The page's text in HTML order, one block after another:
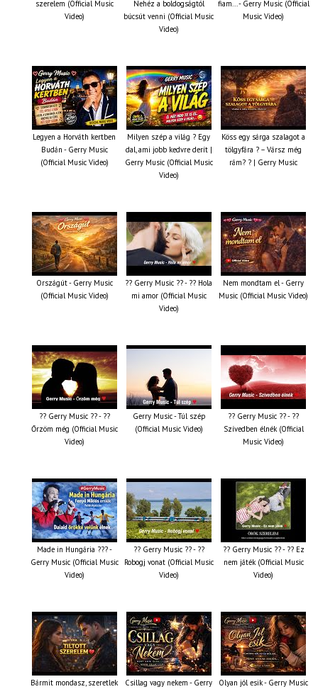
szerelem (Official Music
Video)
Nehéz a boldogságtól
búcsút venni (Official Music
Video)
fiam... - Gerry Music (Official
Music Video)
Legyen a Horváth kertben
Budán - Gerry Music
(Official Music Video)
Milyen szép a világ ? Egy
dal, ami jobb kedvre derít |
Gerry Music (Official Music
Video)
Köss egy sárga szalagot a
tölgyfára ?️ – Vársz még
rám? ? | Gerry Music
Országút - Gerry Music
(Official Music Video)
?? Gerry Music ?? - ?? Hola
mi amor (Official Music
Video)
Nem mondtam el - Gerry
Music (Official Music Video)
?? Gerry Music ?? - ??
Őrzöm még (Official Music
Video)
Gerry Music - Túl szép
(Official Music Video)
?? Gerry Music ?? - ??
Szívedben élnék (Official
Music Video)
Made in Hungária ??? -
Gerry Music (Official Music
Video)
?? Gerry Music ?? - ??
Robogj vonat (Official Music
Video)
?? Gerry Music ?? - ?? Ez
nem játék (Official Music
Video)
Bármit mondasz, szeretlek
Csillag vagy nekem - Gerry
Olyan jól esik - Gerry Music